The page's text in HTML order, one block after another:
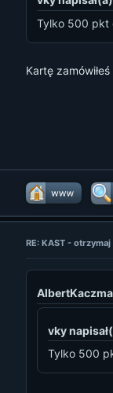
Tylko 500 pkt
Kartę zamówiłeś
RE: KAST -
vky
Tylko 500